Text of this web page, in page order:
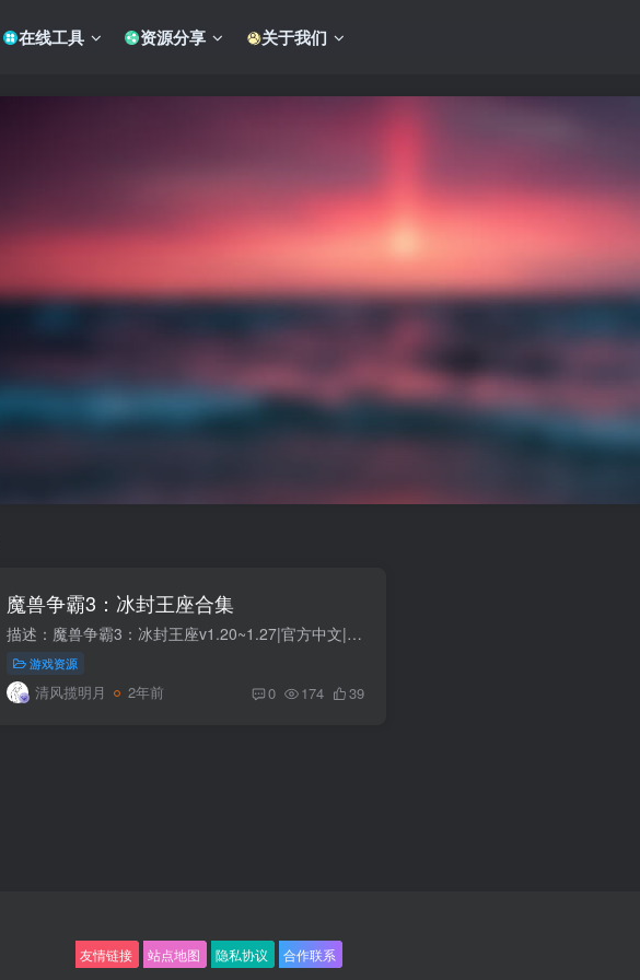
在线工具 资源分享 关于我们
魔兽争霸3：冰封王座合集
描述：魔兽争霸3：冰封王座v1.20~1.27|官方中文|官方原声19首OST|赠3000张地图|赠魔兽争霸win10主题|赠修改器等附件|赠其他7个版本【魔兽争霸：人类与兽人】【魔兽争霸：氏族之王】【魔兽争霸2...
游戏资源
清风揽明月 2年前 0 174 39
友情链接 站点地图 隐私协议 合作联系